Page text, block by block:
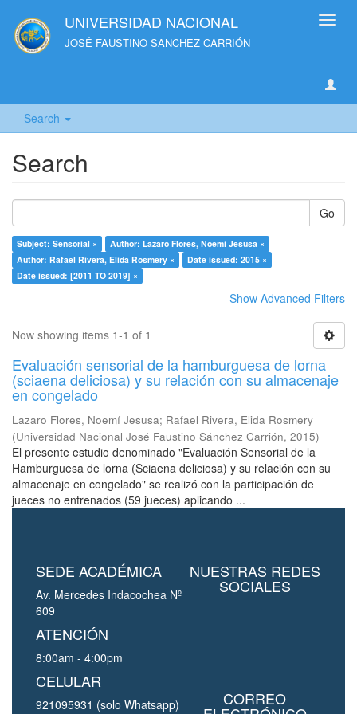
UNIVERSIDAD NACIONAL
JOSÉ FAUSTINO SANCHEZ CARRIÓN
Search
Search
Go
Subject: Sensorial ×
Author: Lazaro Flores, Noemí Jesusa ×
Author: Rafael Rivera, Elida Rosmery ×
Date issued: 2015 ×
Date issued: [2011 TO 2019] ×
Show Advanced Filters
Now showing items 1-1 of 1
Evaluación sensorial de la hamburguesa de lorna
(sciaena deliciosa) y su relación con su almacenaje
en congelado
Lazaro Flores, Noemí Jesusa; Rafael Rivera, Elida Rosmery
(Universidad Nacional José Faustino Sánchez Carrión, 2015)
El presente estudio denominado "Evaluación Sensorial de la
Hamburguesa de lorna (Sciaena deliciosa) y su relación con su
almacenaje en congelado" se realizó con la participación de
jueces no entrenados (59 jueces) aplicando ...
SEDE ACADÉMICA
Av. Mercedes Indacochea Nº
609
ATENCIÓN
8:00am - 4:00pm
CELULAR
921095931 (solo Whatsapp)
NUESTRAS REDES
SOCIALES
CORREO